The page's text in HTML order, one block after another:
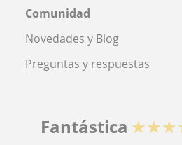
Comunidad
Novedades y Blog
Preguntas y respuestas
Fantástica